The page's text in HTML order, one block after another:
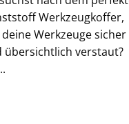
Werkzeugkoffer,
Werkzeuge sicher
übersichtlich verstaut?